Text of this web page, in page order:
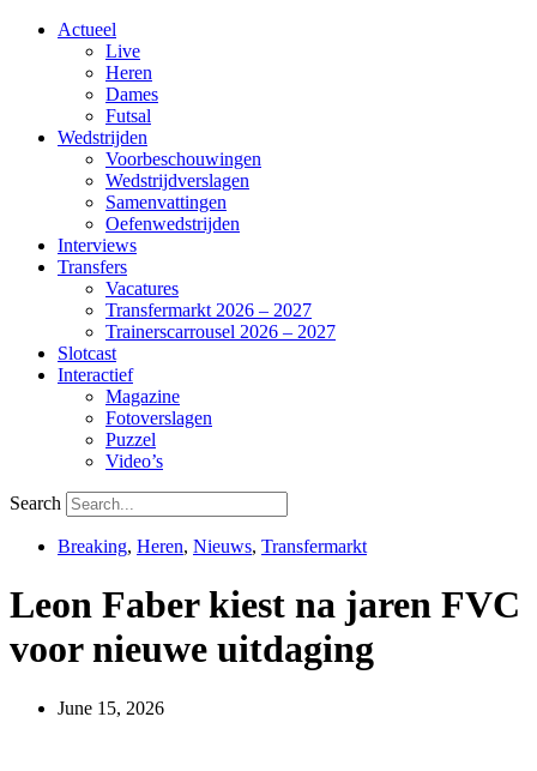
Actueel
Live
Heren
Dames
Futsal
Wedstrijden
Voorbeschouwingen
Wedstrijdverslagen
Samenvattingen
Oefenwedstrijden
Interviews
Transfers
Vacatures
Transfermarkt 2026 – 2027
Trainerscarrousel 2026 – 2027
Slotcast
Interactief
Magazine
Fotoverslagen
Puzzel
Video’s
Search
Breaking, Heren, Nieuws, Transfermarkt
Leon Faber kiest na jaren FVC
voor nieuwe uitdaging
June 15, 2026